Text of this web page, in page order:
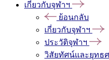
เกี่ยวกับจุฬาฯ
ย้อนกลับ
เกี่ยวกับจุฬาฯ
ประวัติจุฬาฯ
วิสัยทัศน์และยุทธ